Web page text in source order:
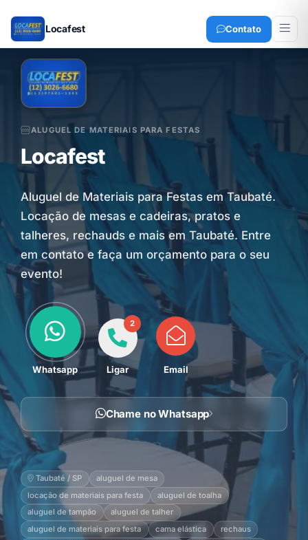
Locafest Contato
ALUGUEL DE MATERIAIS PARA FESTAS
Locafest
Aluguel de Materiais para Festas em Taubaté.
Locação de mesas e cadeiras, pratos e
talheres, rechauds e mais em Taubaté. Entre
em contato e faça um orçamento para o seu
evento!
Whatsapp
2
Ligar Email
Chame no Whatsapp
Taubaté / SP
aluguel de mesa
locação de materiais para festa
aluguel de toalha
aluguel de tampão
aluguel de talher
aluguel de materiais para festa
cama elástica
rechaus